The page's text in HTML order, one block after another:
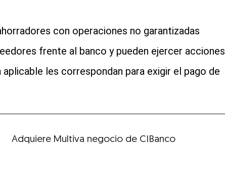
con operaciones no garantizadas
frente al banco y pueden ejercer acciones
les correspondan para exigir el pago de
Adquiere Multiva negocio de CIBanco